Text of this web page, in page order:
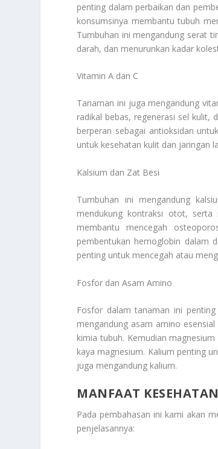
penting dalam perbaikan dan
konsumsinya membantu tubuh
Tumbuhan ini mengandung serat
darah, dan menurunkan kadar
Vitamin A dan C
Tanaman ini juga mengandung
radikal bebas, regenerasi sel kulit,
berperan sebagai antioksidan
untuk kesehatan kulit dan jaringan
Kalsium dan Zat Besi
Tumbuhan ini mengandung
mendukung kontraksi otot,
membantu mencegah
pembentukan hemoglobin dalam
penting untuk mencegah atau
Fosfor dan Asam Amino
Fosfor dalam tanaman ini
mengandung asam amino
kimia tubuh. Kemudian
kaya magnesium. Kalium penting
juga mengandung kalium.
MANFAAT
Pada pembahasan ini kami akan
penjelasannya: